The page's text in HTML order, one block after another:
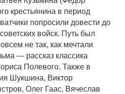
крестьянина в период
попросили довести до
войск. Путь был
не так, как мечтали
— рассказ классика
Полевого. Также в
Шукшина, Виктор
Олег Гаас, Вячеслав